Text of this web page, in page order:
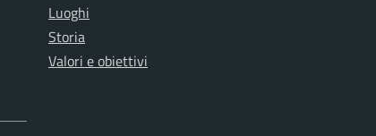
Luoghi
Storia
Valori e obiettivi